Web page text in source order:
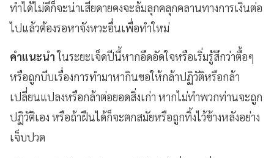
ทำได้ไม่ดีก็จะน่าเสียดายคงจะล้มลุกคลุกคลานทางการเงินต่อ
ไปแล้วต้องรอหาจังหวะอื่นเพื่อทำใหม่
คำแนะนำในระยะเจ็ดปีนี้หากอึดอัดใจหรือเริ่มรู้สึกว่าตื้อๆ
หรือถูกบีบเรื่องการทำมาหากินขอให้กล้าปฏิวัติหรือกล้า
เปลี่ยนแปลงหรือกล้าต่อยอดสิ่งเก่า หากไม่ทำพวกท่านจะถูก
ปฏิวัติเอง หรือถ้าฝืนได้ก็จะตกสมัยหรือถูกทิ้งไว้ข้างหลังอย่าง
เจ็บปวด